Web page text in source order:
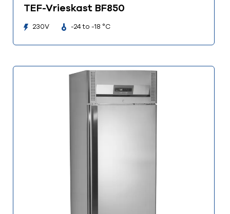
TEF-Vrieskast BF850
230V -24 to -18 °C